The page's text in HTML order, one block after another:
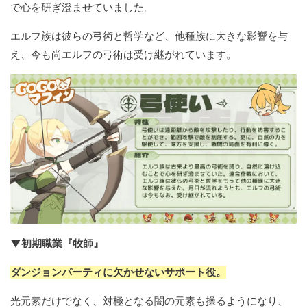
で心を研ぎ澄ませていました。
エルフ族は彼らの弓術と哲学など、他種族に大きな影響を与
え、今も尚エルフの弓術は受け継がれています。
▼初期職業『牧師』
ダンジョンパーティに欠かせないサポート役。
光元素だけでなく、対極となる闇の元素も操るようになり、